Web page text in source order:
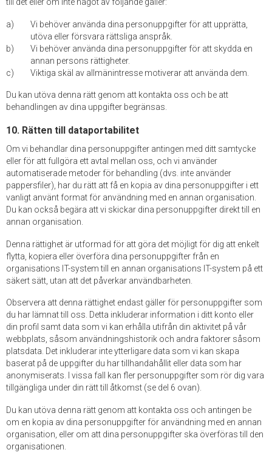
Vi behöver använda dina personuppgifter för att upprätta,
utöva eller försvara rättsliga anspråk.
Vi behöver använda dina personuppgifter för att skydda en
annan persons rättigheter.
Viktiga skäl av allmänintresse motiverar att använda dem.
Du kan utöva denna rätt genom att kontakta oss och be att
behandlingen av dina uppgifter begränsas.
10. Rätten till dataportabilitet
Om vi behandlar dina personuppgifter antingen med ditt samtycke
eller för att fullgöra ett avtal mellan oss, och vi använder
automatiserade metoder för behandling (dvs. inte använder
pappersfiler), har du rätt att få en kopia av dina personuppgifter i ett
vanligt använt format för användning med en annan organisation.
Du kan också begära att vi skickar dina personuppgifter direkt till en
annan organisation.
Denna rättighet är utformad för att göra det möjligt för dig att enkelt
flytta, kopiera eller överföra dina personuppgifter från en
organisations IT-system till en annan organisations IT-system på ett
säkert sätt, utan att det påverkar användbarheten.
Observera att denna rättighet endast gäller för personuppgifter som
du har lämnat till oss. Detta inkluderar information i ditt konto eller
din profil samt data som vi kan erhålla utifrån din aktivitet på vår
webbplats, såsom användningshistorik och andra faktorer såsom
platsdata. Det inkluderar inte ytterligare data som vi kan skapa
baserat på de uppgifter du har tillhandahållit eller data som har
anonymiserats. I vissa fall kan fler personuppgifter som rör dig vara
tillgängliga under din rätt till åtkomst (se del 6 ovan).
Du kan utöva denna rätt genom att kontakta oss och antingen be
om en kopia av dina personuppgifter för användning med en annan
organisation, eller om att dina personuppgifter ska överföras till den
organisationen.